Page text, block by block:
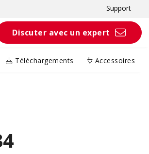
Support
Discuter avec un expert
Téléchargements Accessoires